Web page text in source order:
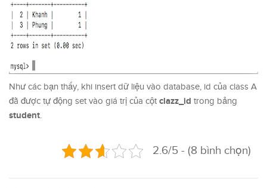
Như các bạn thấy, khi insert dữ liệu vào database, id của class A
đã được tự động set vào giá trị của cột clazz_id trong bảng
student.
2.6/5 - (8 bình chọn)